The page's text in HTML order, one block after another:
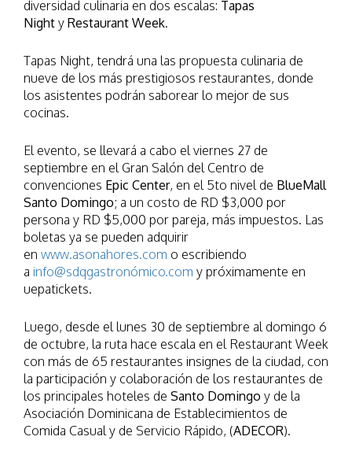
diversidad culinaria en dos escalas: Tapas
Night y Restaurant Week.
Tapas Night, tendrá una las propuesta culinaria de
nueve de los más prestigiosos restaurantes, donde
los asistentes podrán saborear lo mejor de sus
cocinas.
El evento, se llevará a cabo el viernes 27 de
septiembre en el Gran Salón del Centro de
convenciones Epic Center, en el 5to nivel de BlueMall
Santo Domingo; a un costo de RD $3,000 por
persona y RD $5,000 por pareja, más impuestos. Las
boletas ya se pueden adquirir
en www.asonahores.com o escribiendo
a info@sdqgastronómico.com y próximamente en
uepatickets.
Luego, desde el lunes 30 de septiembre al domingo 6
de octubre, la ruta hace escala en el Restaurant Week
con más de 65 restaurantes insignes de la ciudad, con
la participación y colaboración de los restaurantes de
los principales hoteles de Santo Domingo y de la
Asociación Dominicana de Establecimientos de
Comida Casual y de Servicio Rápido, (ADECOR).